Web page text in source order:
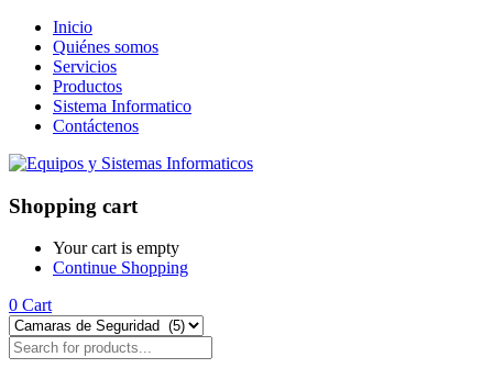
Inicio
Quiénes somos
Servicios
Productos
Sistema Informatico
Contáctenos
Shopping cart
Your cart is empty
Continue Shopping
0 Cart